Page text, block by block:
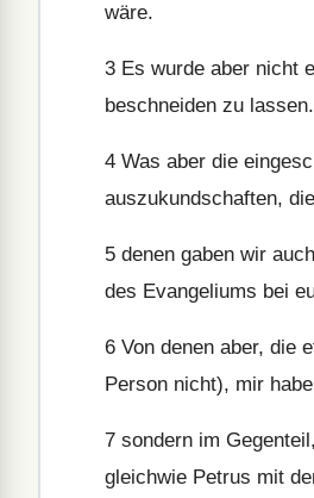
wäre.
3 Es wurde aber nicht
beschneiden zu lassen.
4 Was aber die
auszukundschaften,
5 denen gaben wir
des Evangeliums bei
6 Von denen aber, die
Person nicht), mir
7 sondern im
gleichwie Petrus mit